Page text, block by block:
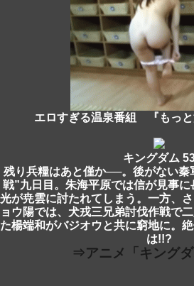
エロすぎる温泉番組 『もっと
キングダム
残り兵糧はあと僅か──。後がない秦
戦”九日目。朱海平原では信が見事
光が尭雲に討たれてしまう。一方、
ョウ陽では、犬戎三兄弟討伐作戦で
た楊端和がバジオウと共に窮地に。
は!!?
⇒アニメ「キング